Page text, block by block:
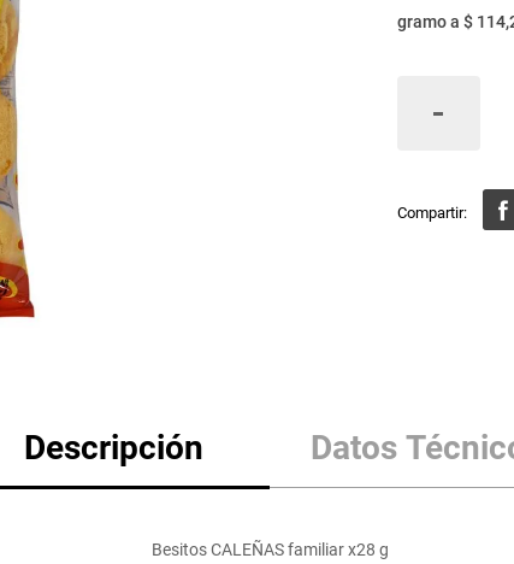
gramoa $
Descripción Datos
Besitos CALEÑAS familiar x28 g